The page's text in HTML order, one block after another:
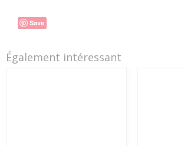
Save
Également intéressant